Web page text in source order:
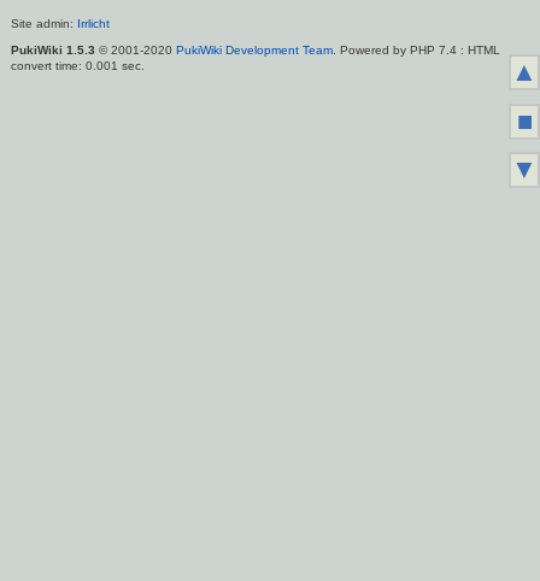
Site admin: Irrlicht
PukiWiki 1.5.3 © 2001-2020 PukiWiki Development Team. Powered by PHP 7.4 : HTML
convert time: 0.001 sec.
▲
■
▼